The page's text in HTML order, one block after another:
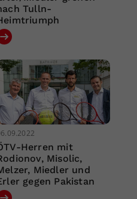
Tulln-
Herren mit
Misolic,
Miedler und
gegen Pakistan